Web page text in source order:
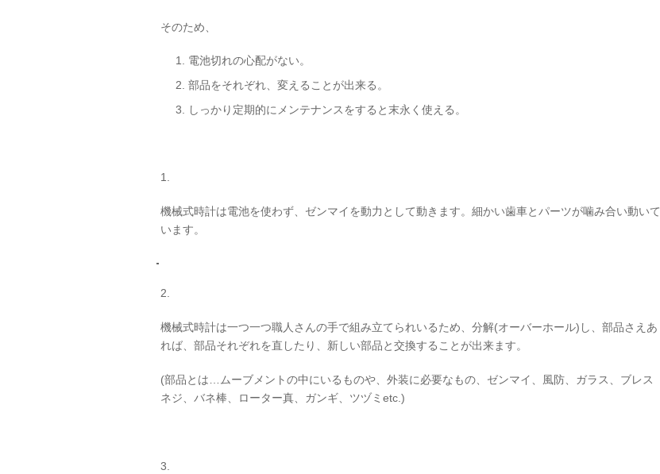
そのため、
電池切れの心配がない。
部品をそれぞれ、変えることが出来る。
しっかり定期的にメンテナンスをすると末永く使える。
1.
機械式時計は電池を使わず、ゼンマイを動力として動きます。細かい歯車とパーツが噛み合い動いて
います。
2.
機械式時計は一つ一つ職人さんの手で組み立てられいるため、分解(オーバーホール)し、部品さえあ
れば、部品それぞれを直したり、新しい部品と交換することが出来ます。
(部品とは…ムーブメントの中にいるものや、外装に必要なもの、ゼンマイ、風防、ガラス、ブレス
ネジ、バネ棒、ローター真、ガンギ、ツヅミetc.)
3.